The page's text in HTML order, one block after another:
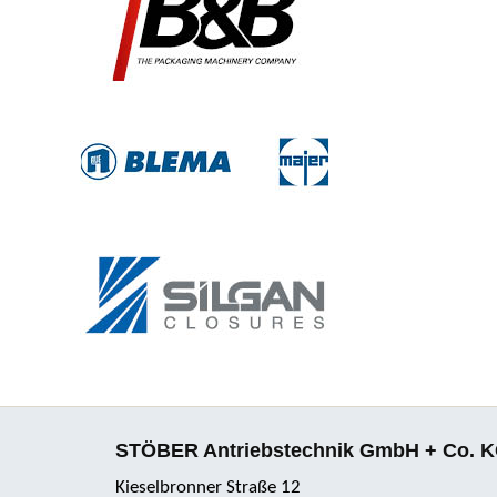
STÖBER Antriebstechnik GmbH + Co.
Kieselbronner Straße 12